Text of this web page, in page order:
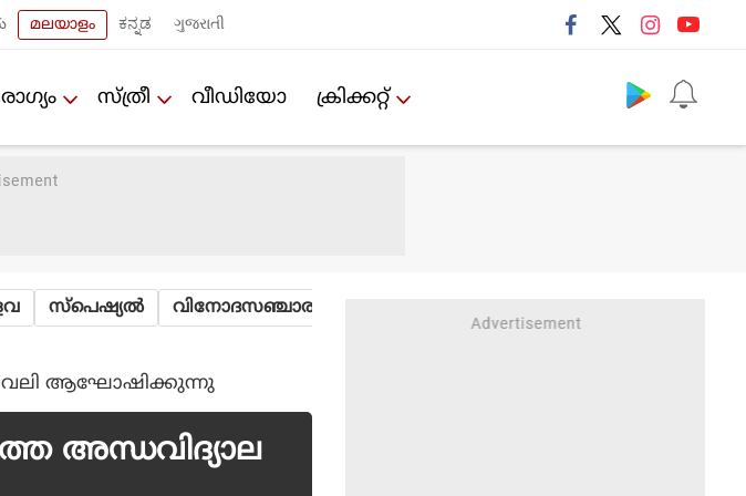
മലയാളം ಕನ್ನಡ ગુજરાતી
സ്ത്രീ വീഡിയോ ക്രിക്കറ്റ്‌
സ്പെഷ്യല്‍ വിനോദസഞ്ചാരം
ആഘോഷിക്കുന്നു
അന്ധവിദ്യാല